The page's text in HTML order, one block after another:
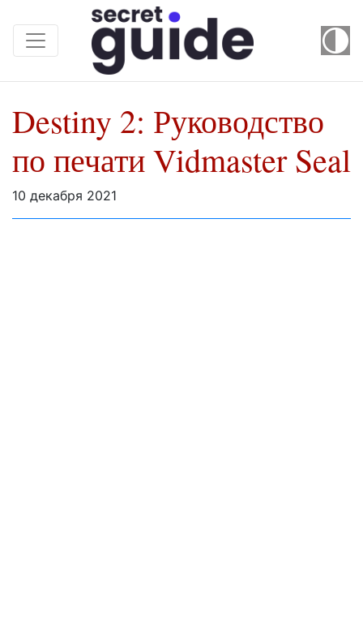
Destiny 2: Руководство
по печати Vidmaster Seal
10 декабря 2021